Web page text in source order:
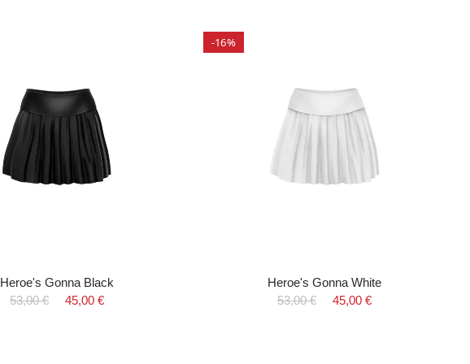
Heroe's Gonna Black
53,00 €
45,00 €
-16%
Heroe's Gonna White
53,00 €
45,00 €